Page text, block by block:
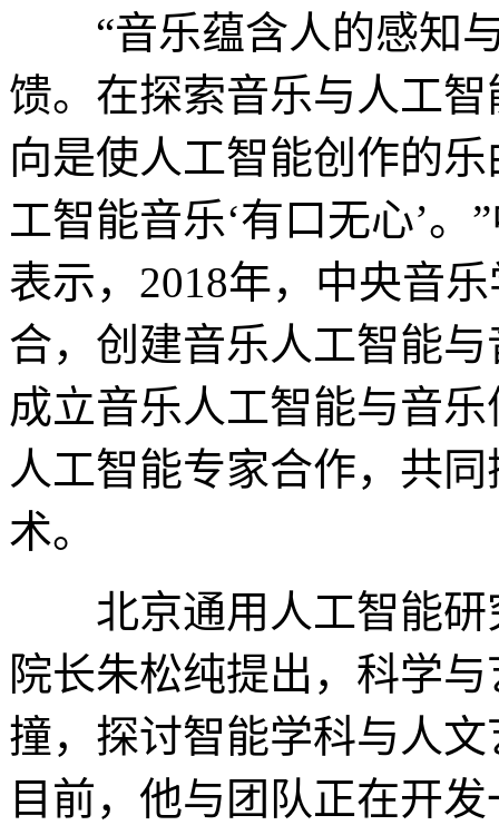
“音乐蕴含人的感知与
馈。在探索音乐与人工
向是使人工智能创作的
工智能音乐‘有口无心’
表示，2018年，中央音
合，创建音乐人工智能
成立音乐人工智能与音
人工智能专家合作，共
术。
北京通用人工智能研
院长朱松纯提出，科学
撞，探讨智能学科与人
目前，他与团队正在开